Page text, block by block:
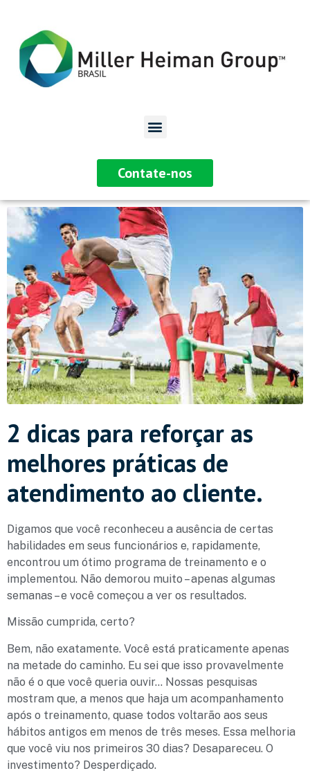
Contate-nos
2 dicas para reforçar as
melhores práticas de
atendimento ao cliente.
Digamos que você reconheceu a ausência de certas
habilidades em seus funcionários e, rapidamente,
encontrou um ótimo programa de treinamento e o
implementou. Não demorou muito – apenas algumas
semanas – e você começou a ver os resultados.
Missão cumprida, certo?
Bem, não exatamente. Você está praticamente apenas
na metade do caminho. Eu sei que isso provavelmente
não é o que você queria ouvir… Nossas pesquisas
mostram que, a menos que haja um acompanhamento
após o treinamento, quase todos voltarão aos seus
hábitos antigos em menos de três meses. Essa melhoria
que você viu nos primeiros 30 dias? Desapareceu. O
investimento? Desperdiçado.